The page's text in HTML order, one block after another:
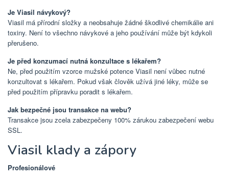
Je Viasil návykový?
Viasil má přírodní složky a neobsahuje žádné škodlivé chemikálie ani
toxiny. Není to všechno návykové a jeho používání může být kdykoli
přerušeno.
Je před konzumací nutná konzultace s lékařem?
Ne, před použitím vzorce mužské potence Viasil není vůbec nutné
konzultovat s lékařem. Pokud však člověk užívá jiné léky, může se
před použitím přípravku poradit s lékařem.
Jak bezpečné jsou transakce na webu?
Transakce jsou zcela zabezpečeny 100% zárukou zabezpečení webu
SSL.
Viasil klady a zápory
Profesionálové